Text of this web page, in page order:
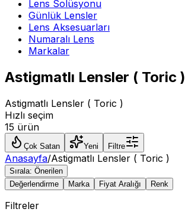
Lens Solüsyonu
Günlük Lensler
Lens Aksesuarları
Numaralı Lens
Markalar
Astigmatlı Lensler ( Toric )
Astigmatlı Lensler ( Toric )
Hızlı seçim
15 ürün
Çok Satan Yeni Filtre
Anasayfa/Astigmatlı Lensler ( Toric )
Sırala: Önerilen
Değerlendirme
Marka Fiyat Aralığı Renk
Filtreler